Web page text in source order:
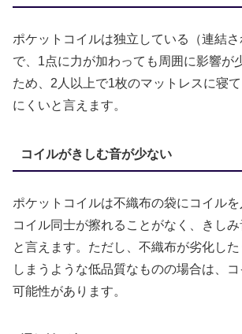
ポケットコイルは独立している（連結
で、1点に力が加わっても周囲に影響が
ため、2人以上で1枚のマットレスに寝
にくいと言えます。
コイルがきしむ音が少ない
ポケットコイルは不織布の袋にコイルを
コイル同士が擦れることがなく、きし
と言えます。ただし、不織布が劣化し
しまうような低品質なものの場合は、
可能性があります。